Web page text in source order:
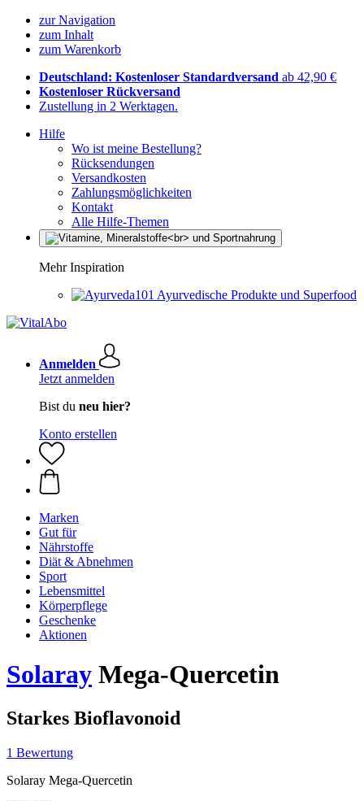
zur Navigation
zum Inhalt
zum Warenkorb
Deutschland: Kostenloser Standardversand ab 42,90 €
Kostenloser Rückversand
Zustellung in 2 Werktagen.
Hilfe
Wo ist meine Bestellung?
Rücksendungen
Versandkosten
Zahlungsmöglichkeiten
Kontakt
Alle Hilfe-Themen
Mehr Inspiration
Ayurvedische Produkte und Superfood
Anmelden
Jetzt anmelden
Bist du neu hier?
Konto erstellen
Marken
Gut für
Nährstoffe
Diät & Abnehmen
Sport
Lebensmittel
Körperpflege
Geschenke
Aktionen
Solaray Mega-Quercetin
Starkes Bioflavonoid
1 Bewertung
Solaray Mega-Quercetin